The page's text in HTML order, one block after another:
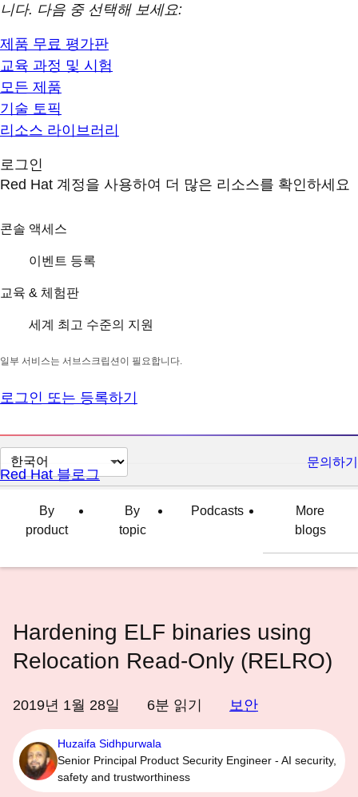
니다. 다음 중 선택해 보세요:
제품 무료 평가판
교육 과정 및 시험
모든 제품
기술 토픽
리소스 라이브러리
로그인
Red Hat 계정을 사용하여 더 많은 리소스를 확인하세요
콘솔 액세스
이벤트 등록
교육 & 체험판
세계 최고 수준의 지원
일부 서비스는 서브스크립션이 필요합니다.
로그인 또는 등록하기
페
이
변
문의하기
Red Hat 블로그
By
product
By
topic
Podcasts
More
blogs
Hardening ELF binaries using
Relocation Read-Only (RELRO)
2019년 1월 28일 6분 읽기 보안
Huzaifa Sidhpurwala
Senior Principal Product Security Engineer - AI security,
safety and trustworthiness